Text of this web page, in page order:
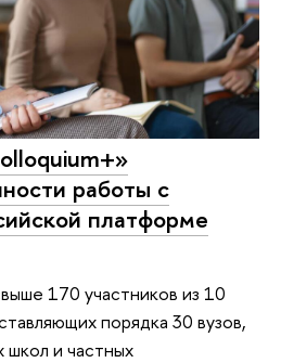
работы с
платформе
170 участников из 10
порядка 30 вузов,
и частных